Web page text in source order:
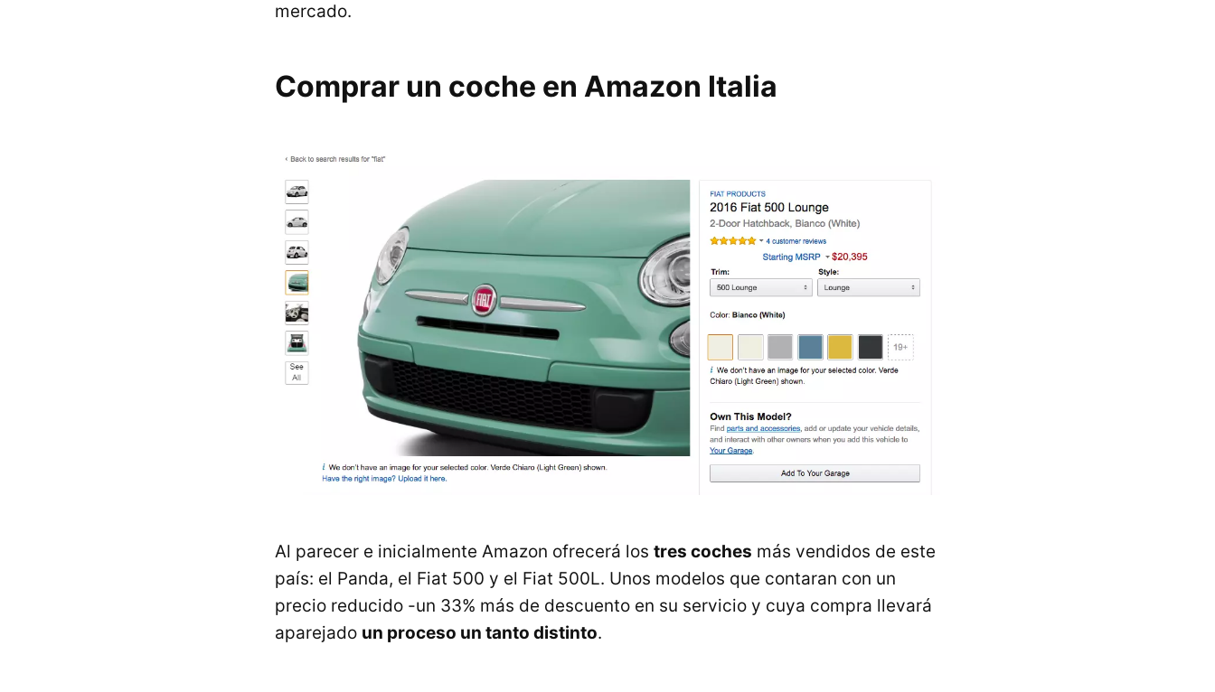
mercado.
Comprar un coche en Amazon Italia
Al parecer e inicialmente Amazon ofrecerá los tres coches más vendidos de este
país: el Panda, el Fiat 500 y el Fiat 500L. Unos modelos que contaran con un
precio reducido -un 33% más de descuento en su servicio y cuya compra llevará
aparejado un proceso un tanto distinto.